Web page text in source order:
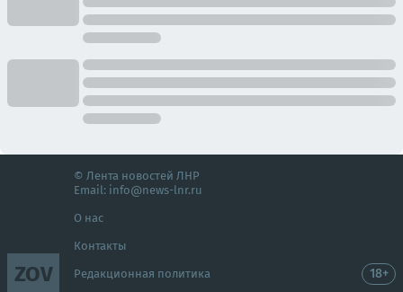
ZOV
© Лента новостей ЛНР
Email: info@news-lnr.ru
О нас
Контакты
Редакционная политика 18+